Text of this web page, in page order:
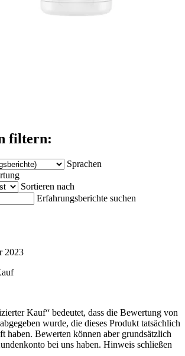
filtern:
Sprachen
Sortieren nach
Erfahrungsberichte suchen
2023
Kauf“ bedeutet, dass die Bewertung von
wurde, die dieses Produkt tatsächlich
haben. Bewerten können aber grundsätzlich
bei uns haben. Hinweis schließen